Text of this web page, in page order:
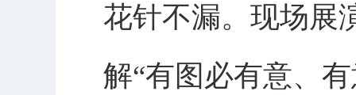
花针不漏。现场展
解“有图必有意、